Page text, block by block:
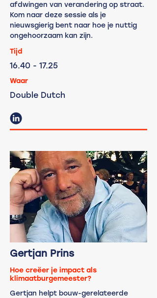
afdwingen van verandering op straat.
Kom naar deze sessie als je
nieuwsgierig bent naar hoe je nuttig
ongehoorzaam kan zijn.
Tijd
16.40 - 17.25
Waar
Double Dutch
Gertjan Prins
Hoe creëer je impact als
klimaatburgemeester?
Gertjan helpt bouw-gerelateerde